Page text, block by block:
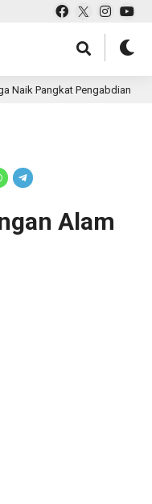
Pangkat Pengabdian
Alam